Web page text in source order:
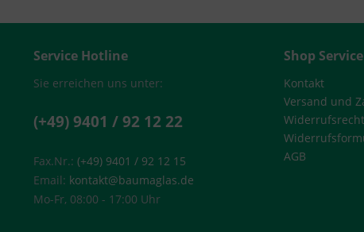
Service Hotline
Sie erreichen uns unter:
(+49) 9401 / 92 12 22
Fax.Nr.: (+49) 9401 / 92 12 15
Email: kontakt@baumaglas.de
Mo-Fr, 08:00 - 17:00 Uhr
Shop Service
Kontakt
Versand und
Widerrufsrecht
AGB